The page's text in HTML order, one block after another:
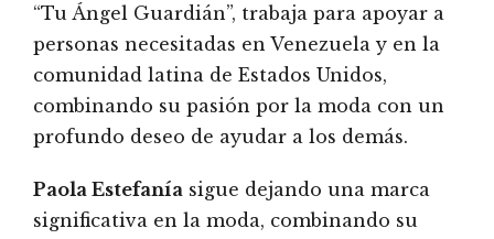
“Tu Ángel Guardián”, trabaja para apoyar a
personas necesitadas en Venezuela y en la
comunidad latina de Estados Unidos,
combinando su pasión por la moda con un
profundo deseo de ayudar a los demás.
Paola Estefanía sigue dejando una marca
significativa en la moda, combinando su